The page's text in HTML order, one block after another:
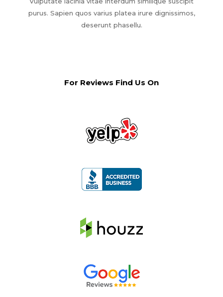
purus. Sapien quos varius platea irure dignissimos,
deserunt phasellu.
For Reviews Find Us On